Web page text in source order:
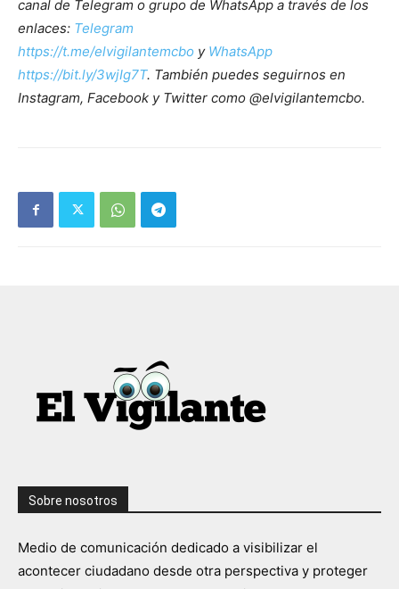
canal de Telegram o grupo de WhatsApp a través de los
enlaces: Telegram
https://t.me/elvigilantemcbo y WhatsApp
https://bit.ly/3wjIg7T. También puedes seguirnos en
Instagram, Facebook y Twitter como @elvigilantemcbo.
Sobre nosotros
Medio de comunicación dedicado a visibilizar el
acontecer ciudadano desde otra perspectiva y proteger